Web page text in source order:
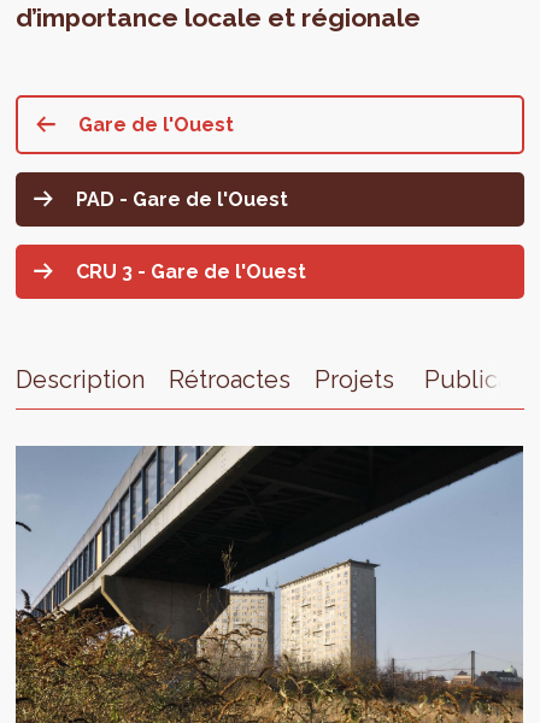
d’importance locale et régionale
Gare de l'Ouest
PAD - Gare de l'Ouest
CRU 3 - Gare de l'Ouest
Description Rétroactes Projets